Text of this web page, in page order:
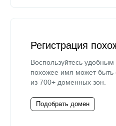
Регистрация
Воспользуйтесь
похожее имя может быть
из 700+ доменных зон.
Подобрать домен